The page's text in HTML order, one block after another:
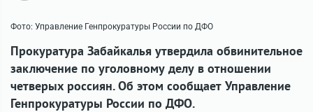
Фото: Управление Генпрокуратуры России по ДФО
Прокуратура Забайкалья утвердила обвинительное
заключение по уголовному делу в отношении
четверых россиян. Об этом сообщает Управление
Генпрокуратуры России по ДФО.